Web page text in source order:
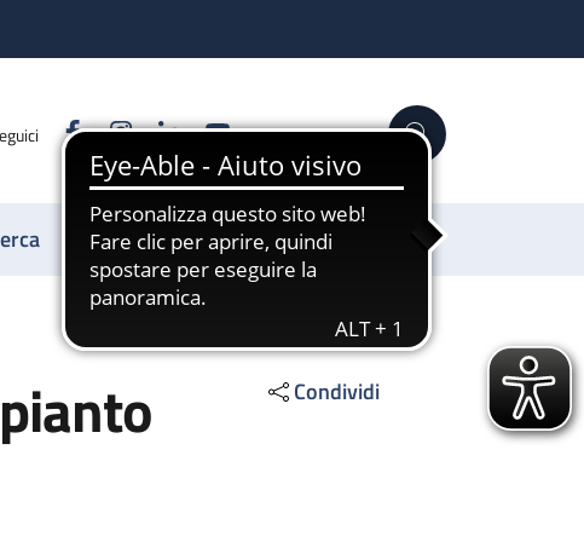
FacebookInstagram
LinkedinYouTube Cerca
Sostienici
Condividi